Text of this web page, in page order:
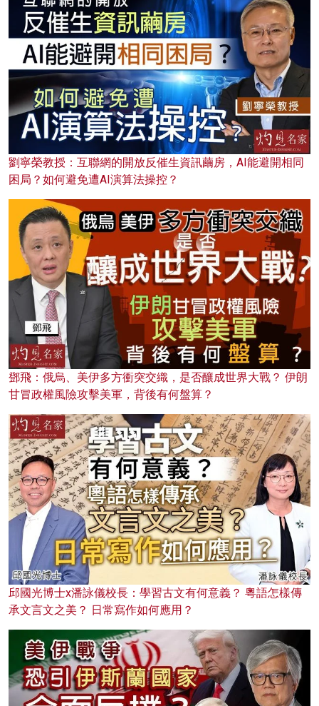
劉寧榮教授：互聯網的開放反催生資訊繭房，AI能避開相同
困局？如何避免遭AI演算法操控？
鄧飛：俄烏、美伊多方衝突交織，是否釀成世界大戰？ 伊朗
甘冒政權風險攻擊美軍，背後有何盤算？
邱國光博士x潘詠儀校長：學習古文有何意義？ 粵語怎樣傳
承文言文之美？ 日常寫作如何應用？